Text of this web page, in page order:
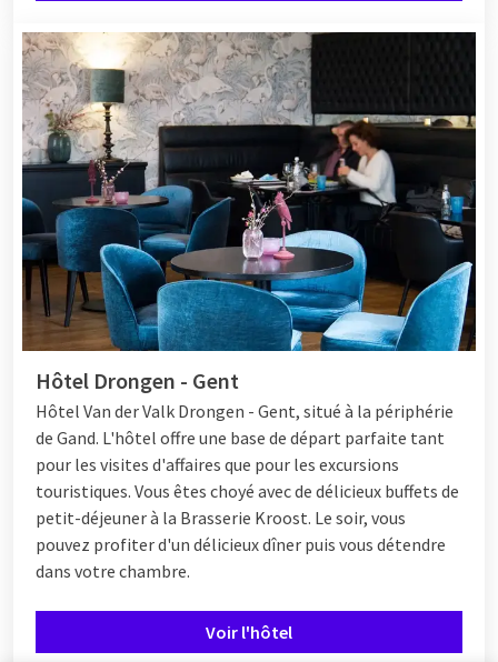
Hôtel Drongen - Gent
Hôtel Van der Valk Drongen - Gent, situé à la périphérie
de Gand. L'hôtel offre une base de départ parfaite tant
pour les visites d'affaires que pour les excursions
touristiques. Vous êtes choyé avec de délicieux buffets de
petit-déjeuner à la Brasserie Kroost. Le soir, vous
pouvez profiter d'un délicieux dîner puis vous détendre
dans votre chambre.
Voir l'hôtel